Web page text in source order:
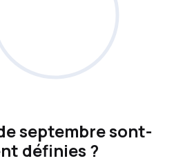
septembre sont-
définies ?